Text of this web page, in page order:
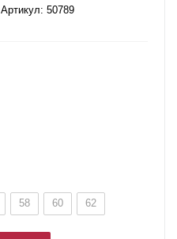
Артикул: 50789
58 60 62